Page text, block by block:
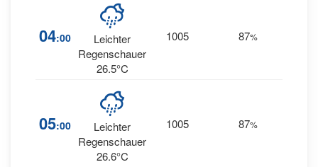
04:00
Leichter
Regenschauer
26.5°C
1005 87%
05:00
Leichter
Regenschauer
26.6°C
1005 87%